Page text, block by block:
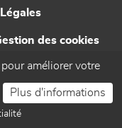
des cookies
améliorer votre
Plus d'informations